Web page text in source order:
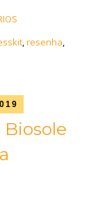
,resenha,
Biosole